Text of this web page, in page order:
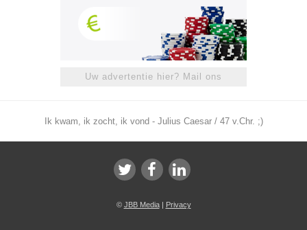
Uw advertentie hier? Mail ons
Ik kwam, ik zocht, ik vond - Julius Caesar / 47 v.Chr. ;)
© JBB Media| Privacy